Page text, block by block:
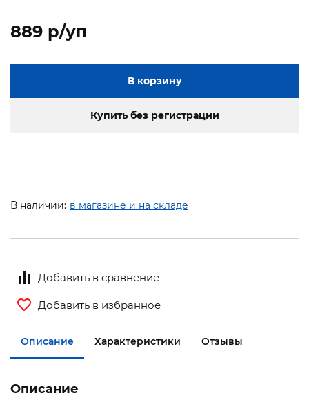
889 p/уп
В корзину
Купить без регистрации
В наличии: в магазине и на складе
Добавить в сравнение
Добавить в избранное
Описание Характеристики Отзывы
Описание